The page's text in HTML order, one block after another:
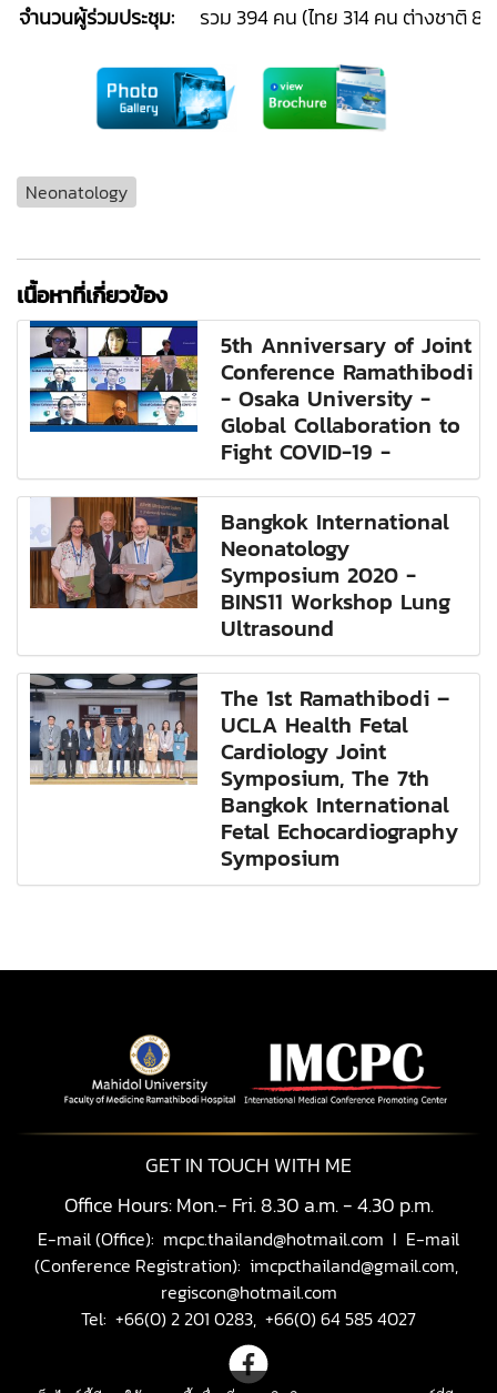
จำนวนผู้ร่วมประชุม:
รวม 394 คน (ไทย 314 คน ต่างชาติ
Neonatology
เนื้อหาที่เกี่ยวข้อง
5th Anniversary of Joint
Conference Ramathibodi
- Osaka University -
Global Collaboration to
Fight COVID-19 -
Bangkok International
Neonatology
Symposium 2020 -
BINS11 Workshop Lung
Ultrasound
The 1st Ramathibodi –
UCLA Health Fetal
Cardiology Joint
Symposium, The 7th
Bangkok International
Fetal Echocardiography
Symposium
GET IN TOUCH WITH ME
Office Hours: Mon.- Fri. 8.30 a.m. - 4.30 p.m.
E-mail (Office): mcpc.thailand@hotmail.com I E-mail
(Conference Registration): imcpcthailand@gmail.com,
regiscon@hotmail.com
Tel: +66(0) 2 201 0283, +66(0) 64 585 4027